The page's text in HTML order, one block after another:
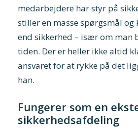
medarbejdere har styr på
stiller en masse spørgsmål
end sikkerhed – især om
tiden. Der er heller ikke altid
ansvaret for at rykke på det
han.
Fungerer som en
sikkerhedsafdeling